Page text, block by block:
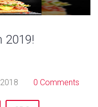
2019!
0 Comments